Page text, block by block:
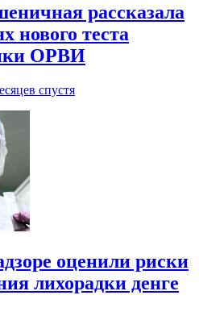
рассказала
нового теста
ОРВИ
спустя
оценили риски
лихорадки денге